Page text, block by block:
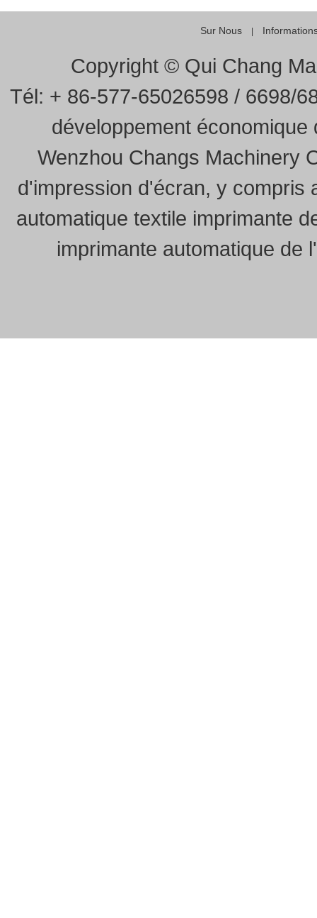
Sur Nous
Copyright © Qui Chang
Tél: + 86-577-65026598 / 6698/
développement
Wenzhou Changs Machinery
d'impression d'écran, y compris
automatique textile imprimante
imprimante automatique de